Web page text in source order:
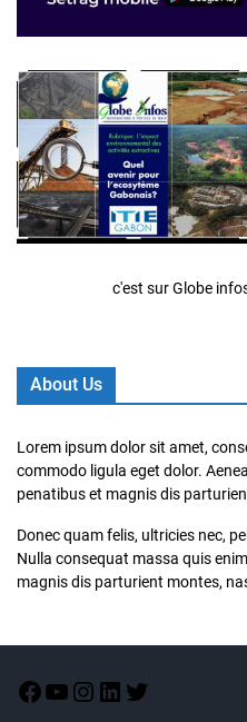
c'est sur Globe
About Us
Lorem ipsum dolor sit amet,
commodo ligula eget dolor.
penatibus et magnis dis
Donec quam felis, ultricies nec,
Nulla consequat massa quis
magnis dis parturient montes,